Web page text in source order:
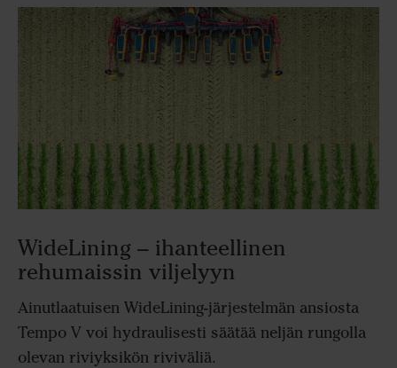
WideLining – ihanteellinen
rehumaissin viljelyyn
Ainutlaatuisen WideLining-järjestelmän ansiosta
Tempo V voi hydraulisesti säätää neljän rungolla
olevan riviyksikön riviväliä.